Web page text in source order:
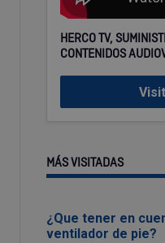
HERCO TV,
CONTENIDOS
MÁS VISITADAS
¿Que tener en
ventilador de pie?